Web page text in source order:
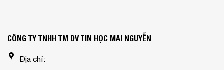
CÔNG TY TNHH TM DV TIN HỌC MAI NGUYỄN
Địa chỉ: